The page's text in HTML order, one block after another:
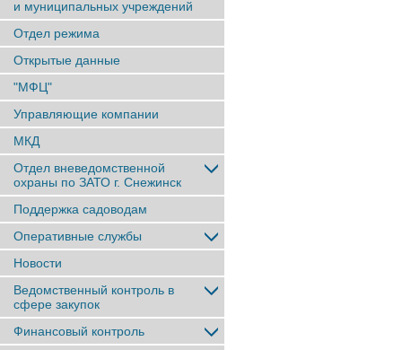
и муниципальных учреждений
Отдел режима
Открытые данные
"МФЦ"
Управляющие компании
МКД
Отдел вневедомственной
охраны по ЗАТО г. Снежинск
Поддержка садоводам
Оперативные службы
Новости
Ведомственный контроль в
сфере закупок
Финансовый контроль